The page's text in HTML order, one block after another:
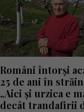
Români întorși
25 de ani în
„Aici și urzica e
decât trandafirii